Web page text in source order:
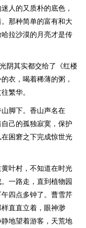
人的又质朴的底色，
那种简单的富有和大
拉沙漠的月亮才是传
阴其实都交给了《红楼
衣，喝着稀薄的粥，
繁华。
脚下。香山声名在
己的孤独寂寞，保护
困窘之下完成惊世光
叶村，不知道在时光
一路走，直到植物园
四点多钟了。曹雪芹
直直立着，眼神渺
地望着游客，天荒地